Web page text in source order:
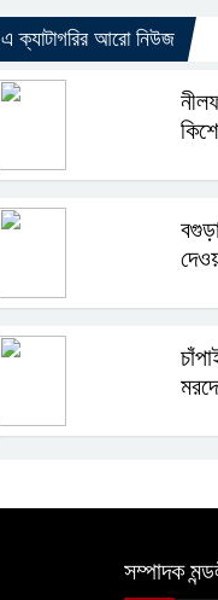
এ ক্যাটাগরির আরো নিউজ
সম্পাদক